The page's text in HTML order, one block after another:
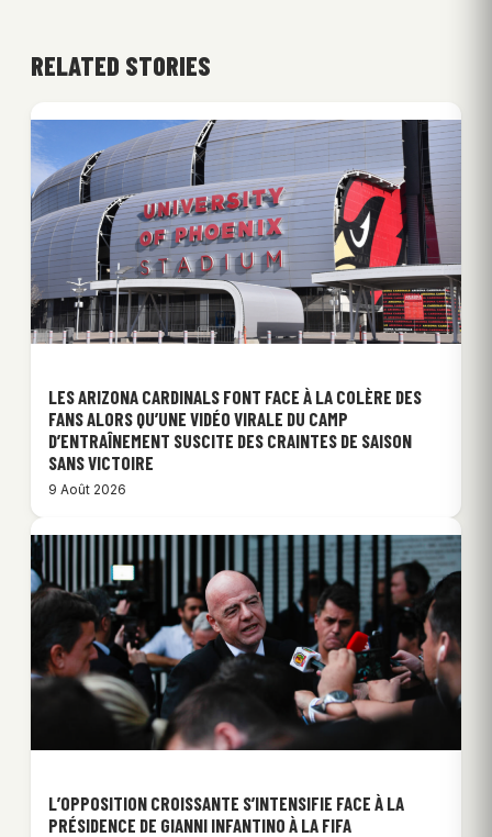
RELATED STORIES
LES ARIZONA CARDINALS FONT FACE À LA COLÈRE DES
FANS ALORS QU’UNE VIDÉO VIRALE DU CAMP
D’ENTRAÎNEMENT SUSCITE DES CRAINTES DE SAISON
SANS VICTOIRE
9 Août 2026
L’OPPOSITION CROISSANTE S’INTENSIFIE FACE À LA
PRÉSIDENCE DE GIANNI INFANTINO À LA FIFA